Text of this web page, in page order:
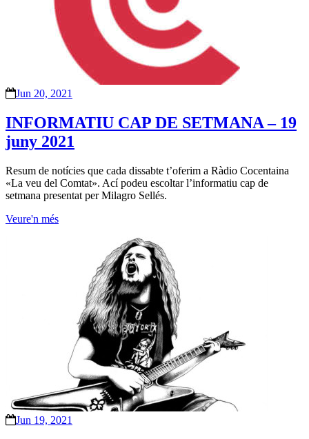
Jun 20, 2021
INFORMATIU CAP DE SETMANA – 19
juny 2021
Resum de notícies que cada dissabte t’oferim a Ràdio Cocentaina
«La veu del Comtat». Ací podeu escoltar l’informatiu cap de
setmana presentat per Milagro Sellés.
Veure'n més
Jun 19, 2021